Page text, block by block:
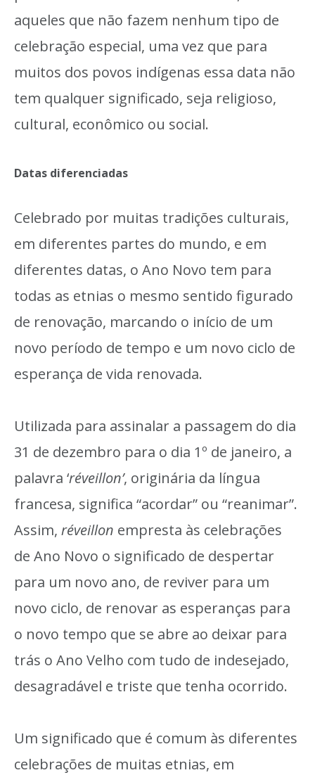
aqueles que não fazem nenhum tipo de
celebração especial, uma vez que para
muitos dos povos indígenas essa data não
tem qualquer significado, seja religioso,
cultural, econômico ou social.
Datas diferenciadas
Celebrado por muitas tradições culturais,
em diferentes partes do mundo, e em
diferentes datas, o Ano Novo tem para
todas as etnias o mesmo sentido figurado
de renovação, marcando o início de um
novo período de tempo e um novo ciclo de
esperança de vida renovada.
Utilizada para assinalar a passagem do dia
31 de dezembro para o dia 1º de janeiro, a
palavra ‘réveillon’, originária da língua
francesa, significa “acordar” ou “reanimar”.
Assim, réveillon empresta às celebrações
de Ano Novo o significado de despertar
para um novo ano, de reviver para um
novo ciclo, de renovar as esperanças para
o novo tempo que se abre ao deixar para
trás o Ano Velho com tudo de indesejado,
desagradável e triste que tenha ocorrido.
Um significado que é comum às diferentes
celebrações de muitas etnias, em